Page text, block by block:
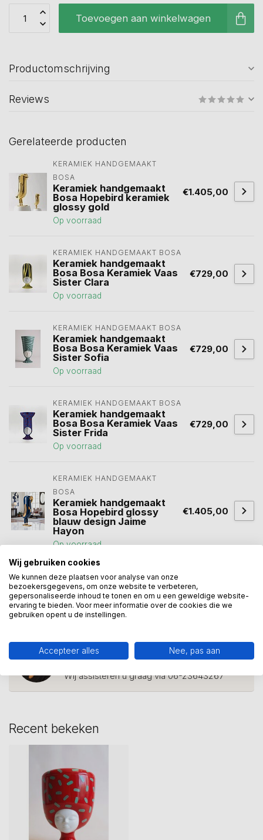
Toevoegen aan winkelwagen
Productomschrijving
Reviews
Gerelateerde producten
KERAMIEK HANDGEMAAKT
BOSA
Keramiek handgemaakt
Bosa Hopebird keramiek
glossy gold
Op voorraad
€1.405,00
KERAMIEK HANDGEMAAKT BOSA
Keramiek handgemaakt
Bosa Bosa Keramiek Vaas
Sister Clara
Op voorraad
€729,00
KERAMIEK HANDGEMAAKT BOSA
Keramiek handgemaakt
Bosa Bosa Keramiek Vaas
Sister Sofia
Op voorraad
€729,00
KERAMIEK HANDGEMAAKT BOSA
Keramiek handgemaakt
Bosa Bosa Keramiek Vaas
Sister Frida
Op voorraad
€729,00
KERAMIEK HANDGEMAAKT
BOSA
Keramiek handgemaakt
Bosa Hopebird glossy
blauw design Jaime
Hayon
Op voorraad
€1.405,00
Bosa collectie nederland(1) bosa italie
bosa keramiek(14) sister louise(1)
Heeft u een vraag over dit
kunstcadeau?
Wij assisteren u graag via 06-23643267
Recent bekeken
Wij gebruiken cookies
We kunnen deze plaatsen voor analyse van onze
bezoekersgegevens, om onze website te verbeteren,
gepersonaliseerde inhoud te tonen en om u een geweldige website-
ervaring te bieden. Voor meer informatie over de cookies die we
gebruiken opent u de instellingen.
Accepteer alles Nee, pas aan